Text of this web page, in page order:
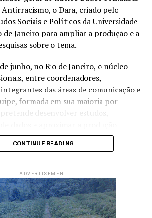
Nacional de Justiça em 2024, o
por mudanças para padronizar a
em todo o país e permitir sua
Digital do Poder Judiciário
no Acre recebeu o número
2026-09.
Telegram
Antirracismo, o Dara, criado pelo
Sociais e Políticos da Universidade
de Janeiro para ampliar a produção e a
sobre o tema.
junho, no Rio de Janeiro, o núcleo
entre coordenadores,
das áreas de comunicação e
formada em sua maioria por
pretende desenvolver estudos,
públicas e do debate social.
avança pouco na identificação dos
geram essas diferenças. Para Campos,
estimar como o racismo
raciais” do que medir
CONTINUE READING
ADVERTISEMENT